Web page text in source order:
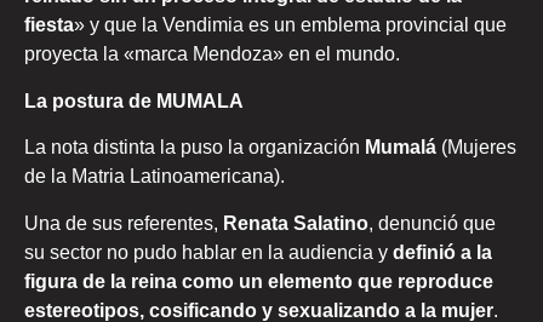
fiesta» y que la Vendimia es un emblema provincial que
proyecta la «marca Mendoza» en el mundo.
La postura de MUMALA
La nota distinta la puso la organización Mumalá (Mujeres
de la Matria Latinoamericana).
Una de sus referentes, Renata Salatino, denunció que
su sector no pudo hablar en la audiencia y definió a la
figura de la reina como un elemento que reproduce
estereotipos, cosificando y sexualizando a la mujer.